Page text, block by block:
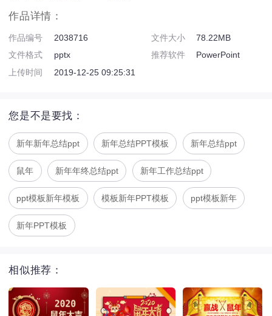
作品详情：
作品编号 2038716 文件大小
78.22MB
文件格式
pptx 推荐软件
PowerPoint
上传时间
2019-12-25 09:25:31
您是不是要找：
新年新年总结ppt 新年总结PPT模板 新年总结ppt
鼠年 新年年终总结ppt 新年工作总结ppt
ppt模板新年模板 模板新年PPT模板 ppt模板新年
新年PPT模板
相似推荐：